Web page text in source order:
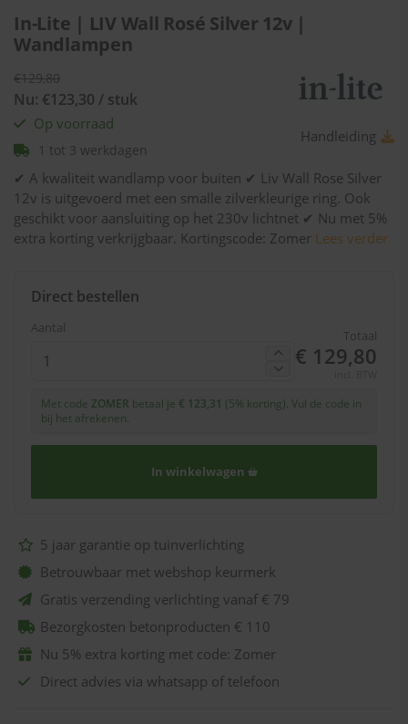
In-Lite | LIV Wall Rosé Silver 12v |
Wandlampen
€129,80
Nu: €123,30 / stuk
Op voorraad
1 tot 3 werkdagen
Handleiding
✔ A kwaliteit wandlamp voor buiten ✔ Liv Wall Rose Silver
12v is uitgevoerd met een smalle zilverkleurige ring. Ook
geschikt voor aansluiting op het 230v lichtnet ✔ Nu met 5%
extra korting verkrijgbaar. Kortingscode: Zomer Lees verder
Direct bestellen
Aantal Totaal
€ 129,80
Met code ZOMER betaal je € 123,31 (5% korting). Vul de code in
bij het afrekenen.
In winkelwagen
5 jaar garantie op tuinverlichting
Betrouwbaar met webshop keurmerk
Gratis verzending verlichting vanaf € 79
Bezorgkosten betonproducten € 110
Nu 5% extra korting met code: Zomer
Direct advies via whatsapp of telefoon